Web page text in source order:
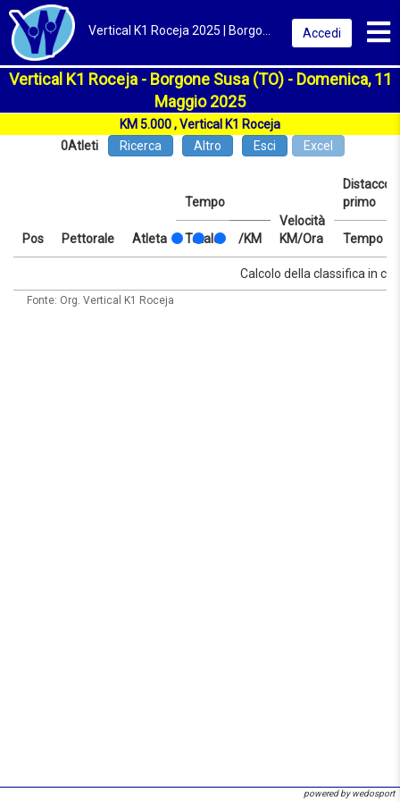
Accedi
Vertical K1 Roceja - Borgone Susa (TO) - Domenica, 11
Maggio 2025
KM 5.000 , Vertical K1 Roceja
0Atleti Ricerca Altro Esci Excel
Pos Pettorale Atleta
Tempo
Velocità
KM/Ora
Distacco
primo
Totale /KM
Tempo
Velocità
Distacco
/KM Tempo
Calcolo della classifica in
Fonte: Org. Vertical K1 Roceja
powered by wedosport